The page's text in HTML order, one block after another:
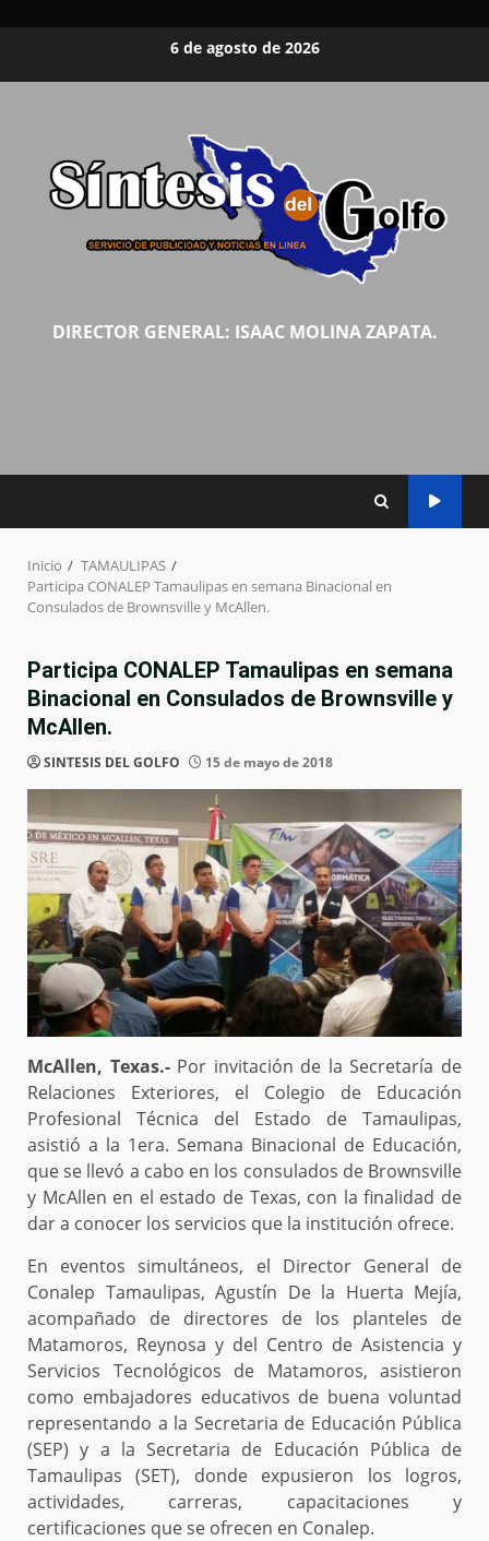
6 de agosto de 2026
DIRECTOR GENERAL: ISAAC MOLINA ZAPATA.
Inicio
TAMAULIPAS
Participa CONALEP Tamaulipas en semana Binacional en
Consulados de Brownsville y McAllen.
Participa CONALEP Tamaulipas en semana
Binacional en Consulados de Brownsville y
McAllen.
SINTESIS DEL GOLFO 15 de mayo de 2018
McAllen, Texas.-Por invitación de la Secretaría de
Relaciones Exteriores, el Colegio de Educación
Profesional Técnica del Estado de Tamaulipas,
asistió a la 1era. Semana Binacional de Educación,
que se llevó a cabo en los consulados de Brownsville
y McAllen en el estado de Texas, con la finalidad de
dar a conocer los servicios que la institución ofrece.
En eventos simultáneos, el Director General de
Conalep Tamaulipas, Agustín De la Huerta Mejía,
acompañado de directores de los planteles de
Matamoros, Reynosa y del Centro de Asistencia y
Servicios Tecnológicos de Matamoros, asistieron
como embajadores educativos de buena voluntad
representando a la Secretaria de Educación Pública
(SEP) y a la Secretaria de Educación Pública de
Tamaulipas (SET), donde expusieron los logros,
actividades, carreras, capacitaciones y
certificaciones que se ofrecen en Conalep.